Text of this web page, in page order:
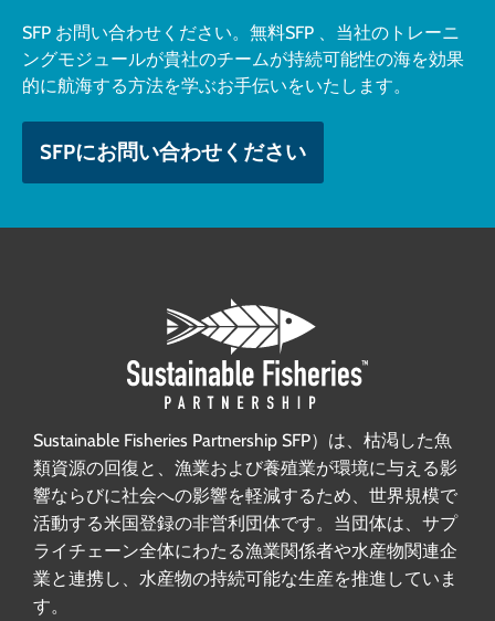
SFP お問い合わせください。無料SFP 、当社のトレーニ
ングモジュールが貴社のチームが持続可能性の海を効果
的に航海する方法を学ぶお手伝いをいたします。
SFPにお問い合わせください
Sustainable Fisheries Partnership SFP）は、枯渇した魚
類資源の回復と、漁業および養殖業が環境に与える影
響ならびに社会への影響を軽減するため、世界規模で
活動する米国登録の非営利団体です。当団体は、サプ
ライチェーン全体にわたる漁業関係者や水産物関連企
業と連携し、水産物の持続可能な生産を推進していま
す。